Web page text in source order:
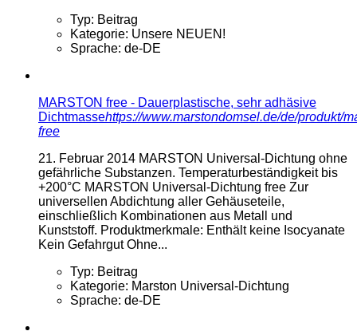
Typ: Beitrag
Kategorie: Unsere NEUEN!
Sprache: de-DE
MARSTON free - Dauerplastische, sehr adhäsive
Dichtmassehttps://www.marstondomsel.de/de/produkt/
free
21. Februar 2014 MARSTON Universal-Dichtung ohne
gefährliche Substanzen. Temperaturbeständigkeit bis
+200°C MARSTON Universal-Dichtung free Zur
universellen Abdichtung aller Gehäuseteile,
einschließlich Kombinationen aus Metall und
Kunststoff. Produktmerkmale: Enthält keine Isocyanate
Kein Gefahrgut Ohne...
Typ: Beitrag
Kategorie: Marston Universal-Dichtung
Sprache: de-DE